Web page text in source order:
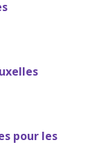
pour les